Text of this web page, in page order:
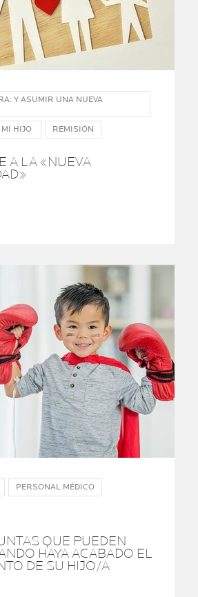
Y ASUMIR UNA NUEVA
MI HIJO REMISIÓN
A LA «NUEVA
PERSONAL MÉDICO
QUE PUEDEN
HAYA ACABADO EL
DE SU HIJO/A